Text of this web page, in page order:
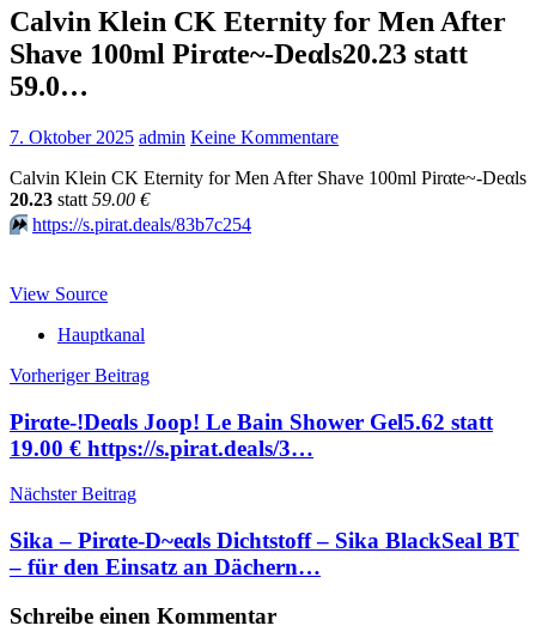
Calvin Klein CK Eternity for Men After
Shave 100ml Pirαtе~-Dеαls20.23 statt
59.0…
7. Oktober 2025 admin Keine Kommentare
Calvin Klein CK Eternity for Men After Shave 100ml Pirαtе~-Dеαls
20.23 statt 59.00 €
⏩️ https://s.pirat.deals/83b7c254
View Source
Hauptkanal
Beitragsnavigation
Vorheriger Beitrag
Pirαtе-!Dеαls Joop! Le Bain Shower Gel5.62 statt
19.00 € https://s.pirat.deals/3…
Nächster Beitrag
Sika – Pirαtе-D~еαls Dichtstoff – Sika BlackSeal BT
– für den Einsatz an Dächern…
Schreibe einen Kommentar